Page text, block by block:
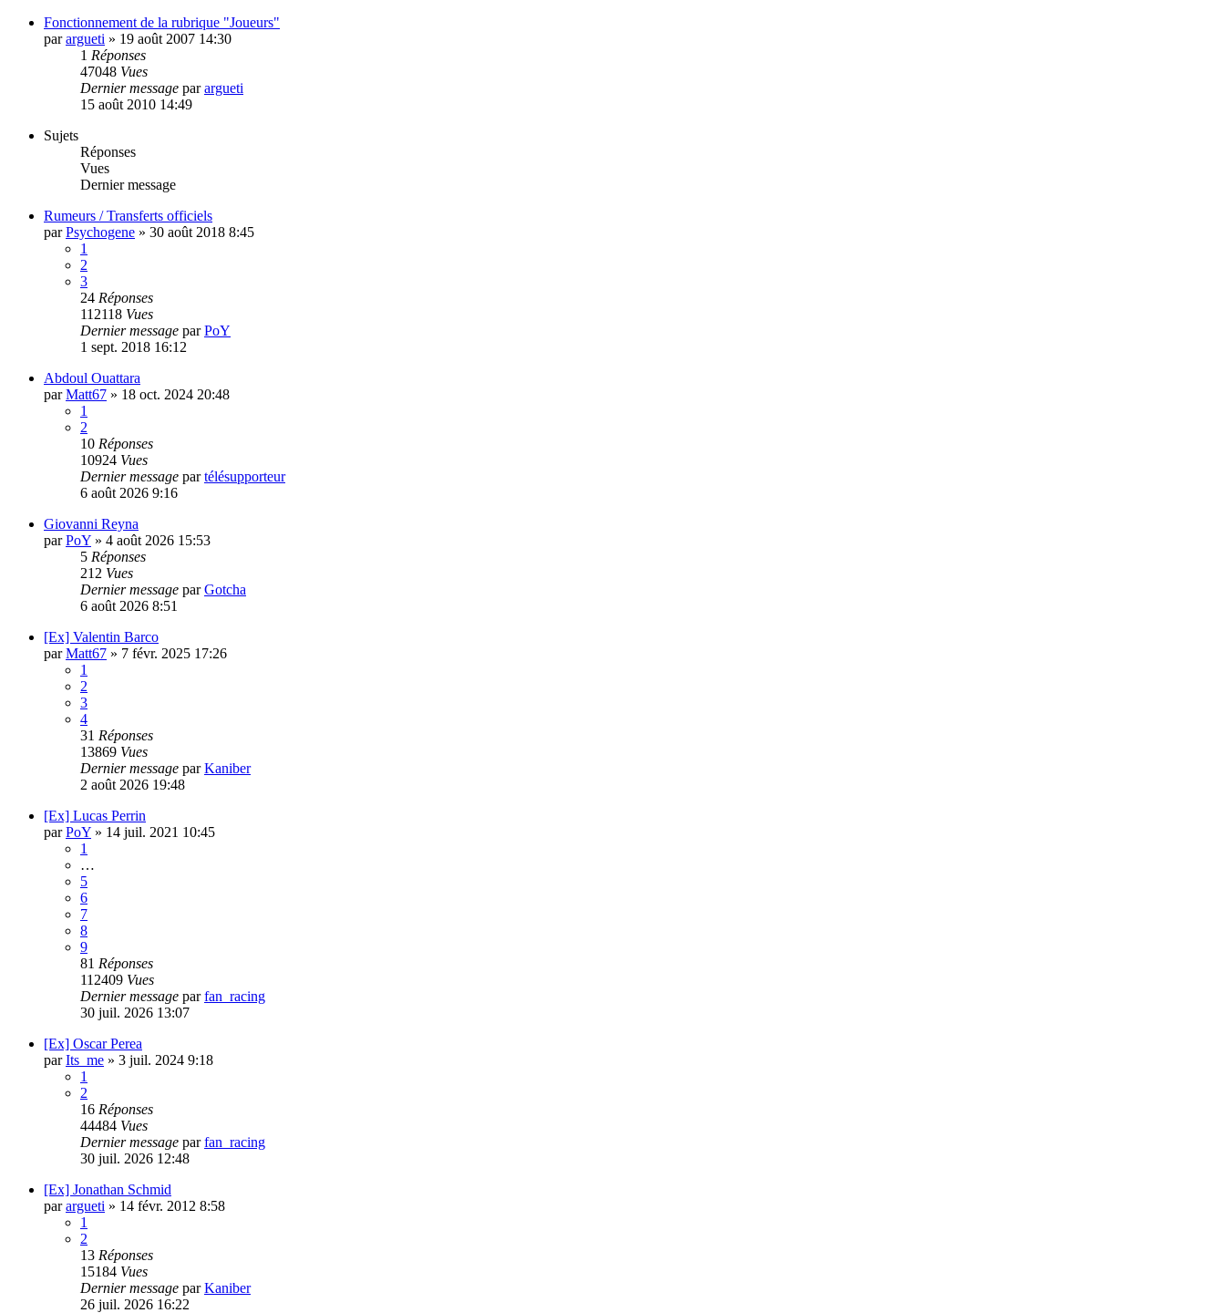
Fonctionnement de la rubrique "Joueurs"
parargueti » 19 août 2007 14:30
1 Réponses
47048 Vues
Dernier message parargueti
15 août 2010 14:49
Sujets
Réponses
Vues
Dernier message
Rumeurs / Transferts officiels
parPsychogene » 30 août 2018 8:45
1
2
3
24 Réponses
112118 Vues
Dernier message parPoY
1 sept. 2018 16:12
Abdoul Ouattara
parMatt67 » 18 oct. 2024 20:48
1
2
10 Réponses
10924 Vues
Dernier message partélésupporteur
6 août 2026 9:16
Giovanni Reyna
parPoY » 4 août 2026 15:53
5 Réponses
212 Vues
Dernier message parGotcha
6 août 2026 8:51
[Ex] Valentin Barco
parMatt67 » 7 févr. 2025 17:26
1
2
3
4
31 Réponses
13869 Vues
Dernier message parKaniber
2 août 2026 19:48
[Ex] Lucas Perrin
parPoY » 14 juil. 2021 10:45
1
…
5
6
7
8
9
81 Réponses
112409 Vues
Dernier message parfan_racing
30 juil. 2026 13:07
[Ex] Oscar Perea
parIts_me » 3 juil. 2024 9:18
1
2
16 Réponses
44484 Vues
Dernier message parfan_racing
30 juil. 2026 12:48
[Ex] Jonathan Schmid
parargueti » 14 févr. 2012 8:58
1
2
13 Réponses
15184 Vues
Dernier message parKaniber
26 juil. 2026 16:22